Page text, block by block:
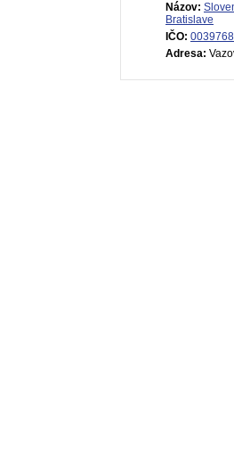
Názov:
Bratislave
IČO:
Adresa: